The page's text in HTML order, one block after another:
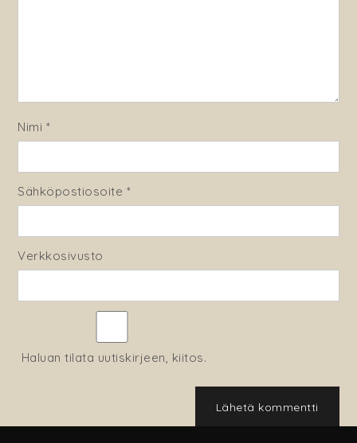
Nimi *
Sähköpostiosoite *
Verkkosivusto
Haluan tilata uutiskirjeen, kiitos.